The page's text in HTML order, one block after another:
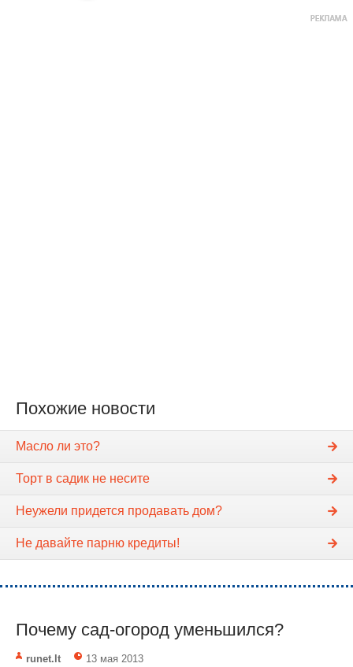
Похожие новости
Масло ли это?
Торт в садик не несите
Неужели придется продавать дом?
Не давайте парню кредиты!
Почему сад-огород уменьшился?
runet.lt 13 мая 2013